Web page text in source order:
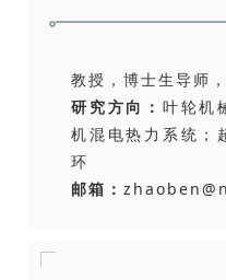
教授，博士生导师，
研究方向： 叶轮机
机混电热力系统；
环
邮箱：